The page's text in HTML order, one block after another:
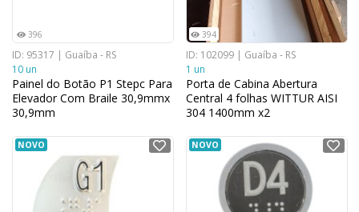
396
ID: 95317 | Guaíba - RS
10 un
Painel do Botão P1 Stepc Para
Elevador Com Braile 30,9mmx
30,9mm
394
ID: 102099 | Guaíba - RS
1 un
Porta de Cabina Abertura
Central 4 folhas WITTUR AISI
304 1400mm x2
NOVO NOVO